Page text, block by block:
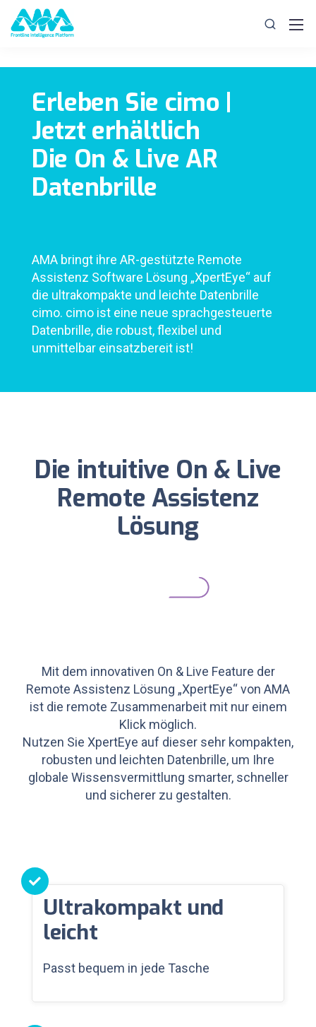
Erleben Sie cimo |
Jetzt erhältlich
Die On & Live AR
Datenbrille
AMA bringt ihre AR-gestützte Remote
Assistenz Software Lösung „XpertEye“ auf
die ultrakompakte und leichte Datenbrille
cimo. cimo ist eine neue sprachgesteuerte
Datenbrille, die robust, flexibel und
unmittelbar einsatzbereit ist!
Die intuitive On & Live
Remote Assistenz
Lösung
Mit dem innovativen On & Live Feature der
Remote Assistenz Lösung „XpertEye“ von AMA
ist die remote Zusammenarbeit mit nur einem
Klick möglich.
Nutzen Sie XpertEye auf dieser sehr kompakten,
robusten und leichten Datenbrille, um Ihre
globale Wissensvermittlung smarter, schneller
und sicherer zu gestalten.
Ultrakompakt und
leicht
Passt bequem in jede Tasche